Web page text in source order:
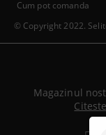
© Copyright 2022.
Cum pot comanda
Magazinul